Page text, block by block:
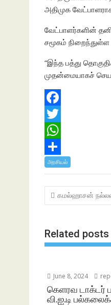
அதிமுக
வேட்பாளர்களின்
சமூகம்
“இந்த பத்து
முதன்மையாகச்
F
a
e
k
T
w
r
W
h
A
p
S
e
அரசியல்
Post
navigation
கமல்ஹாசன்
Related posts
June 8, 2024
கெளரவ டாக்டர்
வி.ஐ.டி